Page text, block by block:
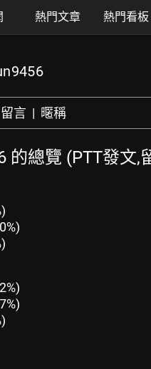
熱門文章 熱門看板
留言 | 暱稱
的總覽 (PTT發文,